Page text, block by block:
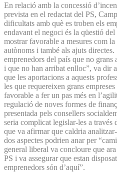
En relació amb la concessió
prevista en el redactat del PS,
dificultats amb què es troben els
endavant el negoci és la qüestió
mostrar favorable a mesures com
autònoms i també als ajuts
emprenedors del país que no grans
i que no han arribat enlloc”, va dir
que les aportacions a aquests
les que requereixen grans
favorable a fer un pas més en
regulació de noves formes de
presentada pels consellers
seria complicat legislar-les a través
que va afirmar que caldria
dos aspectes podrien anar per
general liberal va concloure que
PS i va assegurar que estan
emprenedors són d’aquí”.